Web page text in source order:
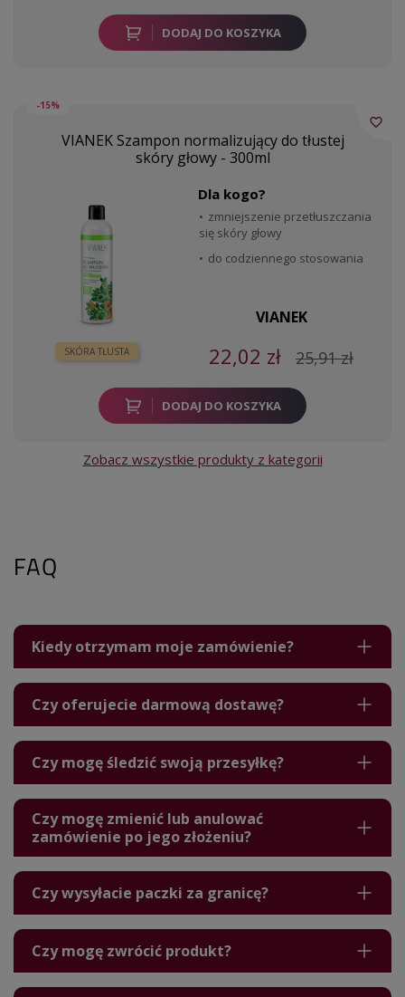
DODAJ DO KOSZYKA
-15%
VIANEK Szampon normalizujący do tłustej
skóry głowy - 300ml
SKÓRA TŁUSTA
Dla kogo?
zmniejszenie przetłuszczania
się skóry głowy
do codziennego stosowania
VIANEK
22,02 zł 25,91 zł
DODAJ DO KOSZYKA
favorite_border
Zobacz wszystkie produkty z kategorii
FAQ
Kiedy otrzymam moje zamówienie?
Czy oferujecie darmową dostawę?
Czy mogę śledzić swoją przesyłkę?
Czy mogę zmienić lub anulować
zamówienie po jego złożeniu?
Czy wysyłacie paczki za granicę?
Czy mogę zwrócić produkt?